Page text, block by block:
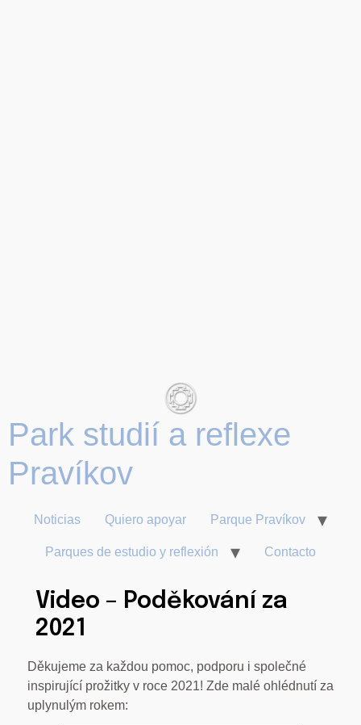
Park studií a reflexe
Noticias Quiero apoyar Parque Pravíkov
Parques de estudio y reflexión Contacto
Video – Poděkování za
2021
Děkujeme za každou pomoc, podporu i společné
inspirující prožitky v roce 2021! Zde malé ohlédnutí za
uplynulým rokem: